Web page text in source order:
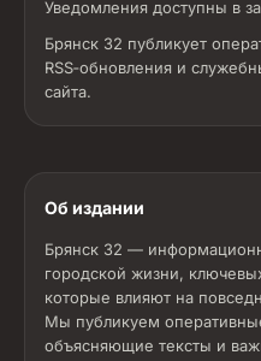
Уведомления доступны в
Брянск 32 публикует
RSS‑обновления и
сайта.
Об издании
Брянск 32 —
городской жизни,
которые влияют на
Мы публикуем
объясняющие тексты и